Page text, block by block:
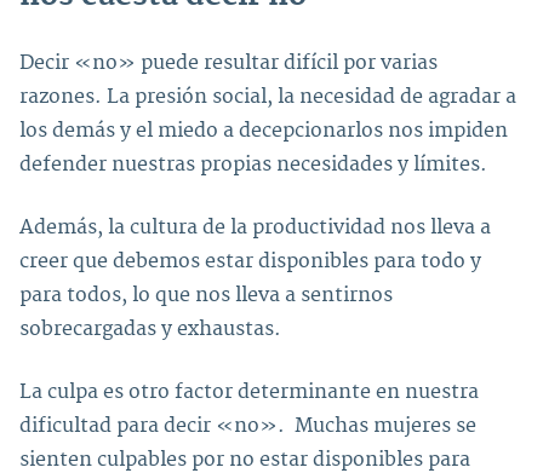
Decir «no» puede resultar difícil por varias
razones. La presión social, la necesidad de agradar a
los demás y el miedo a decepcionarlos nos impiden
defender nuestras propias necesidades y límites.
Además, la cultura de la productividad nos lleva a
creer que debemos estar disponibles para todo y
para todos, lo que nos lleva a sentirnos
sobrecargadas y exhaustas.
La culpa es otro factor determinante en nuestra
dificultad para decir «no». Muchas mujeres se
sienten culpables por no estar disponibles para